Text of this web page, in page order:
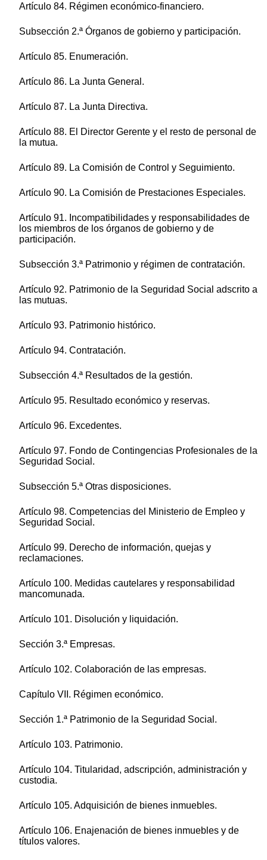
Artículo 84. Régimen económico-financiero.
Subsección 2.ª Órganos de gobierno y participación.
Artículo 85. Enumeración.
Artículo 86. La Junta General.
Artículo 87. La Junta Directiva.
Artículo 88. El Director Gerente y el resto de personal de
la mutua.
Artículo 89. La Comisión de Control y Seguimiento.
Artículo 90. La Comisión de Prestaciones Especiales.
Artículo 91. Incompatibilidades y responsabilidades de
los miembros de los órganos de gobierno y de
participación.
Subsección 3.ª Patrimonio y régimen de contratación.
Artículo 92. Patrimonio de la Seguridad Social adscrito a
las mutuas.
Artículo 93. Patrimonio histórico.
Artículo 94. Contratación.
Subsección 4.ª Resultados de la gestión.
Artículo 95. Resultado económico y reservas.
Artículo 96. Excedentes.
Artículo 97. Fondo de Contingencias Profesionales de la
Seguridad Social.
Subsección 5.ª Otras disposiciones.
Artículo 98. Competencias del Ministerio de Empleo y
Seguridad Social.
Artículo 99. Derecho de información, quejas y
reclamaciones.
Artículo 100. Medidas cautelares y responsabilidad
mancomunada.
Artículo 101. Disolución y liquidación.
Sección 3.ª Empresas.
Artículo 102. Colaboración de las empresas.
Capítulo VII. Régimen económico.
Sección 1.ª Patrimonio de la Seguridad Social.
Artículo 103. Patrimonio.
Artículo 104. Titularidad, adscripción, administración y
custodia.
Artículo 105. Adquisición de bienes inmuebles.
Artículo 106. Enajenación de bienes inmuebles y de
títulos valores.